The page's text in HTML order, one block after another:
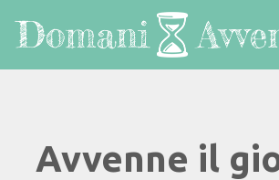
Avvenne il